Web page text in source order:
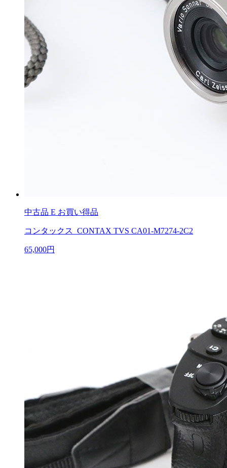
中古品 E お買い得品
コンタックス CONTAX TVS CA01-M7274-2C2
65,000円